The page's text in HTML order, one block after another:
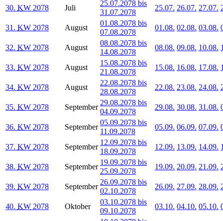
30. KW 2078 Juli
25.07.2078 bis
31.07.2078
25.07. 26.07. 27.07.
31. KW 2078 August
01.08.2078 bis
07.08.2078
01.08. 02.08. 03.08.
32. KW 2078 August
08.08.2078 bis
14.08.2078
08.08. 09.08. 10.08.
33. KW 2078 August
15.08.2078 bis
21.08.2078
15.08. 16.08. 17.08.
34. KW 2078 August
22.08.2078 bis
28.08.2078
22.08. 23.08. 24.08.
35. KW 2078 September
29.08.2078 bis
04.09.2078
29.08. 30.08. 31.08.
36. KW 2078 September
05.09.2078 bis
11.09.2078
05.09. 06.09. 07.09.
37. KW 2078 September
12.09.2078 bis
18.09.2078
12.09. 13.09. 14.09.
38. KW 2078 September
19.09.2078 bis
25.09.2078
19.09. 20.09. 21.09.
39. KW 2078 September
26.09.2078 bis
02.10.2078
26.09. 27.09. 28.09.
40. KW 2078 Oktober
03.10.2078 bis
09.10.2078
03.10. 04.10. 05.10.